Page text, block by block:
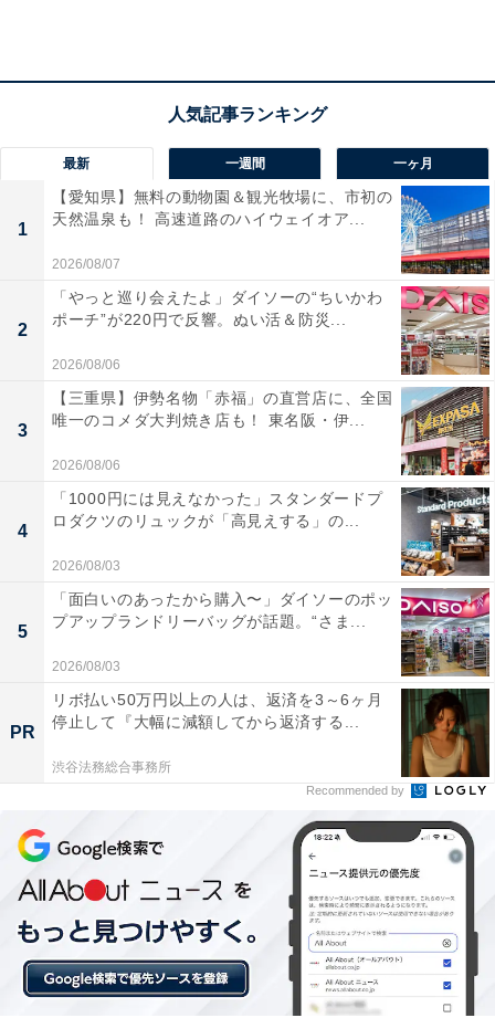
対策法としては、清益氏は以下の点を挙げています。
暑さを避ける。不要不急の外出を控えたり、外出の時間
帯を工夫するなどして、身体に負荷をかけすぎないよう
にする
・屋外：日陰を選んで歩く、日傘をさす、帽子をかぶる
・屋内：ブラインドやすだれを窓に垂らす、扇風機やエ
アコンを使う
・車内：急激に高温になりやすいですので、エアコンを
つける、窓を開けるなどの対策を
こまめな水分補給を。あわせて塩分補給も（汗をかくこ
とで体内、血液の塩分は失われるため）
服装は通気のよいスタイルで。素材は綿や麻などがおす
すめ。下着は、吸水性、速乾性のあるものがよい
冷却グッズを使う。体温が上がってきたと感じたら、大
きな血管がある首、脇、足の付け根を冷やす
体調が悪いときは熱中症になりやすいので、規則正しい
生活とバランスのよい食事、十分な睡眠を取るといった
基本的な健康管理も大切
最新 一週間 一ヶ月
1
【愛知県】無料の動物園＆観光牧場に、市初の
天然温泉も！ 高速道路のハイウェイオア...
2026/08/07
2
「やっと巡り会えたよ」ダイソーの“ちいかわ
ポーチ”が220円で反響。ぬい活＆防災...
2026/08/06
3
【三重県】伊勢名物「赤福」の直営店に、全国
唯一のコメダ大判焼き店も！ 東名阪・伊...
2026/08/06
4
「1000円には見えなかった」スタンダードプ
ロダクツのリュックが「高見えする」の...
2026/08/03
5
「面白いのあったから購入〜」ダイソーのポッ
プアップランドリーバッグが話題。“さま...
2026/08/03
PR
リボ払い50万円以上の人は、返済を3～6ヶ月
停止して『大幅に減額してから返済する...
渋谷法務総合事務所
Recommended by